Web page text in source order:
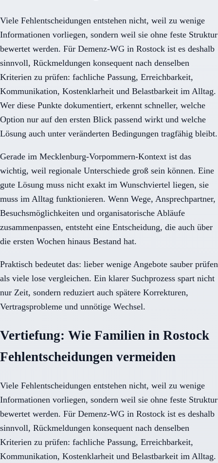
Viele Fehlentscheidungen entstehen nicht, weil zu wenige
Informationen vorliegen, sondern weil sie ohne feste Struktur
bewertet werden. Für Demenz-WG in Rostock ist es deshalb
sinnvoll, Rückmeldungen konsequent nach denselben
Kriterien zu prüfen: fachliche Passung, Erreichbarkeit,
Kommunikation, Kostenklarheit und Belastbarkeit im Alltag.
Wer diese Punkte dokumentiert, erkennt schneller, welche
Option nur auf den ersten Blick passend wirkt und welche
Lösung auch unter veränderten Bedingungen tragfähig bleibt.
Gerade im Mecklenburg-Vorpommern-Kontext ist das
wichtig, weil regionale Unterschiede groß sein können. Eine
gute Lösung muss nicht exakt im Wunschviertel liegen, sie
muss im Alltag funktionieren. Wenn Wege, Ansprechpartner,
Besuchsmöglichkeiten und organisatorische Abläufe
zusammenpassen, entsteht eine Entscheidung, die auch über
die ersten Wochen hinaus Bestand hat.
Praktisch bedeutet das: lieber wenige Angebote sauber prüfen
als viele lose vergleichen. Ein klarer Suchprozess spart nicht
nur Zeit, sondern reduziert auch spätere Korrekturen,
Vertragsprobleme und unnötige Wechsel.
Vertiefung: Wie Familien in Rostock
Fehlentscheidungen vermeiden
Viele Fehlentscheidungen entstehen nicht, weil zu wenige
Informationen vorliegen, sondern weil sie ohne feste Struktur
bewertet werden. Für Demenz-WG in Rostock ist es deshalb
sinnvoll, Rückmeldungen konsequent nach denselben
Kriterien zu prüfen: fachliche Passung, Erreichbarkeit,
Kommunikation, Kostenklarheit und Belastbarkeit im Alltag.